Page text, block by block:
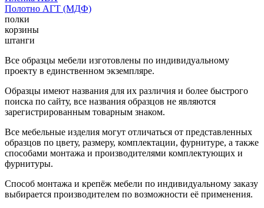
Полотно АГТ (МДФ)
полки
корзины
штанги
Все образцы мебели изготовлены по индивидуальному
проекту в единственном экземпляре.
Образцы имеют названия для их различия и более быстрого
поиска по сайту, все названия образцов не являются
зарегистрированным товарным знаком.
Все мебельные изделия могут отличаться от представленных
образцов по цвету, размеру, комплектации, фурнитуре, а также
способами монтажа и производителями комплектующих и
фурнитуры.
Способ монтажа и крепёж мебели по индивидуальному заказу
выбирается производителем по возможности её применения.